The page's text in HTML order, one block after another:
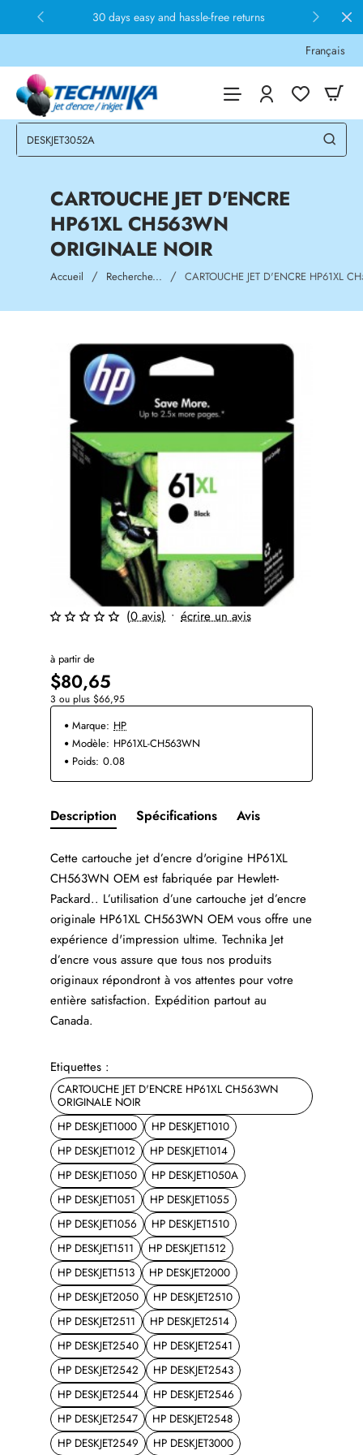
30 days easy and hassle-free returns
Français
CARTOUCHE JET D'ENCRE
HP61XL CH563WN
ORIGINALE NOIR
Accueil homeRecherche... CARTOUCHE JET D'ENCRE HP61XL
(0 avis) • écrire un avis
à partir de
$80,65
3 ou plus $66,95
Marque: HP
Modèle: HP61XL-CH563WN
Poids: 0.08
Description Spécifications Avis
Cette cartouche jet d’encre d'origine HP61XL
CH563WN OEM est fabriquée par Hewlett-
Packard.. L’utilisation d’une cartouche jet d’encre
originale HP61XL CH563WN OEM vous offre une
expérience d'impression ultime. Technika Jet
d’encre vous assure que tous nos produits
originaux répondront à vos attentes pour votre
entière satisfaction. Expédition partout au
Canada.
Etiquettes :
CARTOUCHE JET D'ENCRE HP61XL CH563WN
ORIGINALE NOIR
HP DESKJET1000
HP DESKJET1010
HP DESKJET1012
HP DESKJET1014
HP DESKJET1050
HP DESKJET1050A
HP DESKJET1051
HP DESKJET1055
HP DESKJET1056
HP DESKJET1510
HP DESKJET1511
HP DESKJET1512
HP DESKJET1513
HP DESKJET2000
HP DESKJET2050
HP DESKJET2510
HP DESKJET2511
HP DESKJET2514
HP DESKJET2540
HP DESKJET2541
HP DESKJET2542
HP DESKJET2543
HP DESKJET2544
HP DESKJET2546
HP DESKJET2547
HP DESKJET2548
HP DESKJET2549
HP DESKJET3000